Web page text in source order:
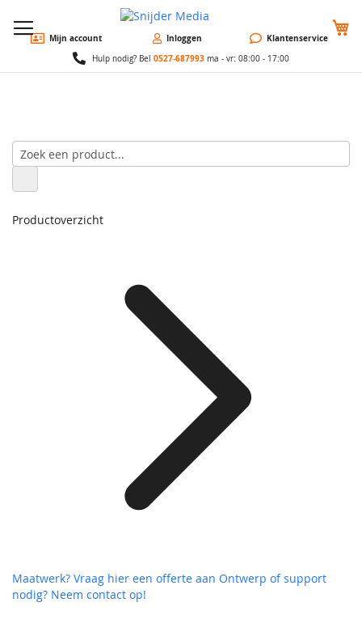
Mijn account Inloggen Klantenservice
Hulp nodig? Bel 0527-687993 ma - vr: 08:00 - 17:00
Productoverzicht
Maatwerk? Vraag hier een offerte aan Ontwerp of support
nodig? Neem contact op!